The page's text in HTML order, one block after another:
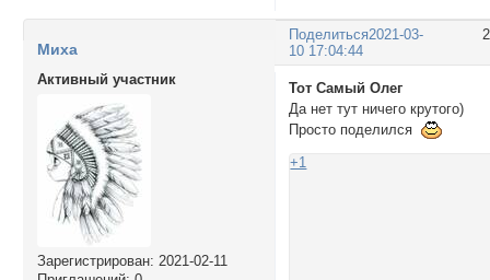
Поделиться2021-03-
10 17:04:44
Миха
Активный участник
Зарегистрирован: 2021-02-11
Тот Самый Олег
Да нет тут ничего крутого)
Просто поделился
+1